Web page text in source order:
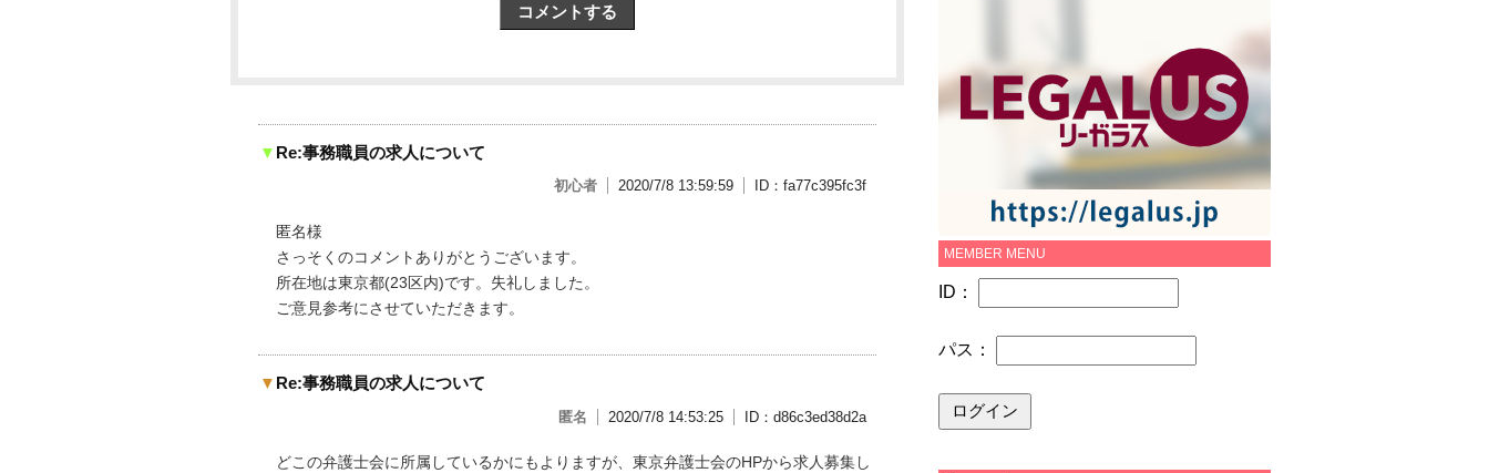
コメントする
▼ Re:事務職員の求人について
初心者 2020/7/8 13:59:59 ID：fa77c395fc3f
匿名様
さっそくのコメントありがとうございます。
所在地は東京都(23区内)です。失礼しました。
ご意見参考にさせていただきます。
▼ Re:事務職員の求人について
匿名 2020/7/8 14:53:25 ID：d86c3ed38d2a
どこの弁護士会に所属しているかにもよりますが、東京弁護士会のHPから求人募集し
MEMBER MENU
ID：
パス：